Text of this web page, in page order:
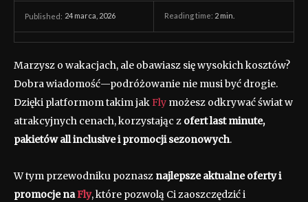
Published: 24 marca, 2026 Reading time: 2 min.
Marzysz o wakacjach, ale obawiasz się wysokich kosztów?
Dobra wiadomość—podróżowanie nie musi być drogie.
Dzięki platformom takim jakFly możesz odkrywać świat w
atrakcyjnych cenach, korzystając z ofert last minute,
pakietów all inclusive i promocji sezonowych.
W tym przewodniku poznasz najlepsze aktualne oferty i
promocje naFly, które pozwolą Ci zaoszczędzić i